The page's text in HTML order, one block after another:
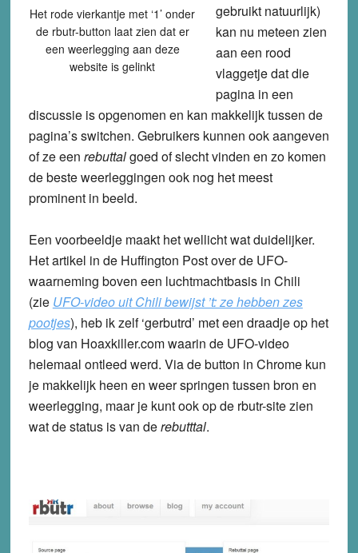
Het rode vierkantje met ‘1’ onder
de rbutr-button laat zien dat er
een weerlegging aan deze
website is gelinkt
gebruikt natuurlijk)
kan nu meteen zien
aan een rood
vlaggetje dat die
pagina in een
discussie is opgenomen en kan makkelijk tussen de
pagina’s switchen. Gebruikers kunnen ook aangeven
of ze een rebuttalgoed of slecht vinden en zo komen
de beste weerleggingen ook nog het meest
prominent in beeld.
Een voorbeeldje maakt het wellicht wat duidelijker.
Het artikel in de Huffington Post over de UFO-
waarneming boven een luchtmachtbasis in Chili
(zie UFO-video uit Chili bewijst ’t: ze hebben zes
pootjes), heb ik zelf ‘gerbutrd’ met een draadje op het
blog van Hoaxkiller.com waarin de UFO-video
helemaal ontleed werd. Via de button in Chrome kun
je makkelijk heen en weer springen tussen bron en
weerlegging, maar je kunt ook op de rbutr-site zien
wat de status is van derebutttal.